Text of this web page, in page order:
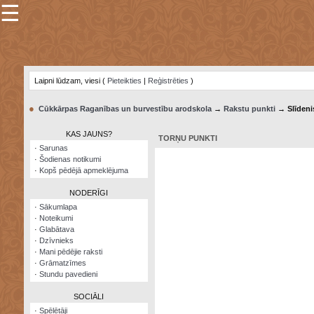
×
Šodienas
Visatcera
almanahs
☰
Laipni lūdzam, viesi ( Pieteikties | Reģistrēties )
● Cūkkārpas Raganības un burvestību arodskola→ Rakstu punkti→
KAS JAUNS?
· Sarunas
· Šodienas notikumi
· Kopš pēdējā apmeklējuma
NODERĪGI
· Sākumlapa
· Noteikumi
· Glabātava
· Dzīvnieks
· Mani pēdējie raksti
· Grāmatzīmes
· Stundu pavedieni
SOCIĀLI
· Spēlētāji
TORŅU PUNKTI